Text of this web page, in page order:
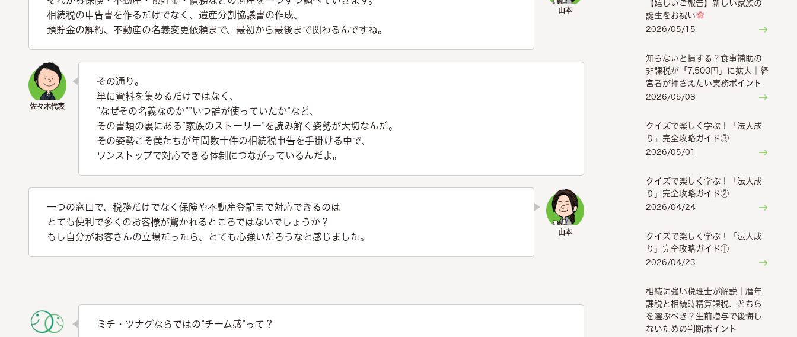
相続税の申告書を作るだけでなく、遺産分割協議書の作成、
預貯金の解約、不動産の名義変更依頼まで、最初から最後まで関わるんですね。
その通り。
単に資料を集めるだけではなく、
”なぜその名義なのか””いつ誰が使っていたか”など、
その書類の裏にある”家族のストーリー”を読み解く姿勢が大切なんだ。
その姿勢こそ僕たちが年間数十件の相続税申告を手掛ける中で、
ワンストップで対応できる体制につながっているんだよ。
一つの窓口で、税務だけでなく保険や不動産登記まで対応できるのは
とても便利で多くのお客様が驚かれるところではないでしょうか？
もし自分がお客さんの立場だったら、とても心強いだろうなと感じました。
ミチ・ツナグならではの”チーム感”って？
【嬉しいご報告】新しい家族の
誕生をお祝い
2026/05/15
知らないと損する？食事補助の
非課税が「7,500円」に拡大｜経
営者が押さえたい実務ポイント
2026/05/08
クイズで楽しく学ぶ！「法人成
り」完全攻略ガイド③
2026/05/01
クイズで楽しく学ぶ！「法人成
り」完全攻略ガイド②
2026/04/24
クイズで楽しく学ぶ！「法人成
り」完全攻略ガイド①
2026/04/23
相続に強い税理士が解説｜暦年
課税と相続時精算課税、どちら
を選ぶべき？生前贈与で後悔し
ないための判断ポイント